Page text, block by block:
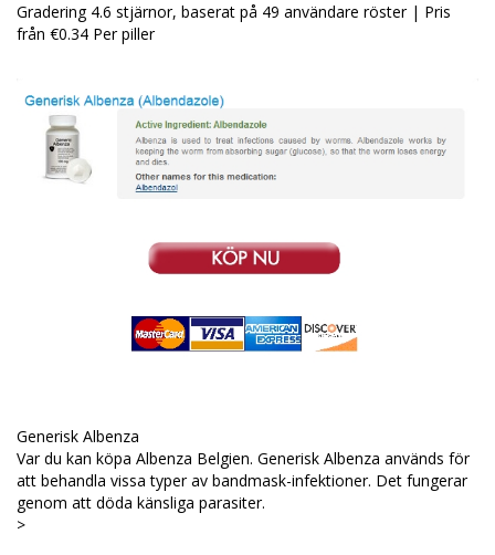
Gradering 4.6 stjärnor, baserat på 49 användare röster| Pris
från €0.34 Per piller
Generisk Albenza
Var du kan köpa Albenza Belgien. Generisk Albenza används för
att behandla vissa typer av bandmask-infektioner. Det fungerar
genom att döda känsliga parasiter.
>